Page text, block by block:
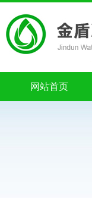
网站首页
网站首页